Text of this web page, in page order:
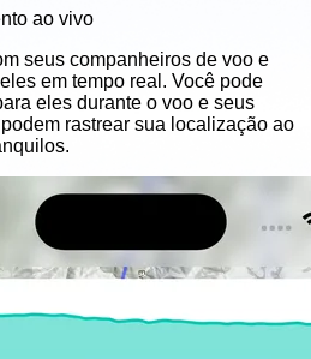
ao vivo
seus companheiros de voo e
em tempo real. Você pode
eles durante o voo e seus
rastrear sua localização ao